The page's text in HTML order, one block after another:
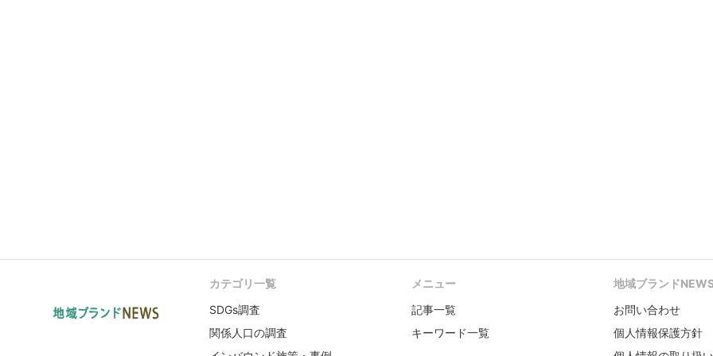
カテゴリ一覧
SDGs調査
関係人口の調査
メニュー
記事一覧
キーワード一覧
地域ブランド
お問い合わせ
個人情報保護方針